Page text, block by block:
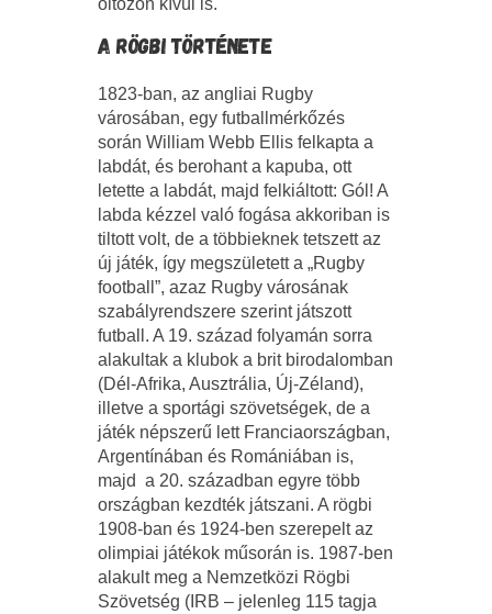
A RÖGBI TÖRTÉNETE
1823-ban, az angliai Rugby
városában, egy futballmérkőzés
során William Webb Ellis felkapta a
labdát, és berohant a kapuba, ott
letette a labdát, majd felkiáltott: Gól! A
labda kézzel való fogása akkoriban is
tiltott volt, de a többieknek tetszett az
új játék, így megszületett a „Rugby
football”, azaz Rugby városának
szabályrendszere szerint játszott
futball. A 19. század folyamán sorra
alakultak a klubok a brit birodalomban
(Dél-Afrika, Ausztrália, Új-Zéland),
illetve a sportági szövetségek, de a
játék népszerű lett Franciaországban,
Argentínában és Romániában is,
majd a 20. században egyre több
országban kezdték játszani. A rögbi
1908-ban és 1924-ben szerepelt az
olimpiai játékok műsorán is. 1987-ben
alakult meg a Nemzetközi Rögbi
Szövetség (IRB – jelenleg 115 tagja